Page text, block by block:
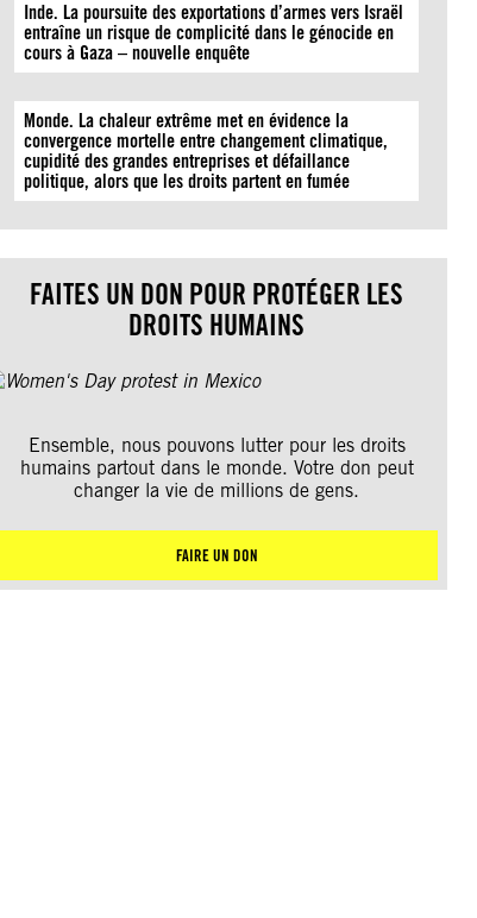
Inde. La poursuite des exportations d’armes vers Israël
entraîne un risque de complicité dans le génocide en
cours à Gaza – nouvelle enquête
Monde. La chaleur extrême met en évidence la
convergence mortelle entre changement climatique,
cupidité des grandes entreprises et défaillance
politique, alors que les droits partent en fumée
FAITES UN DON POUR PROTÉGER LES
DROITS HUMAINS
Ensemble, nous pouvons lutter pour les droits
humains partout dans le monde. Votre don peut
changer la vie de millions de gens.
FAIRE UN DON